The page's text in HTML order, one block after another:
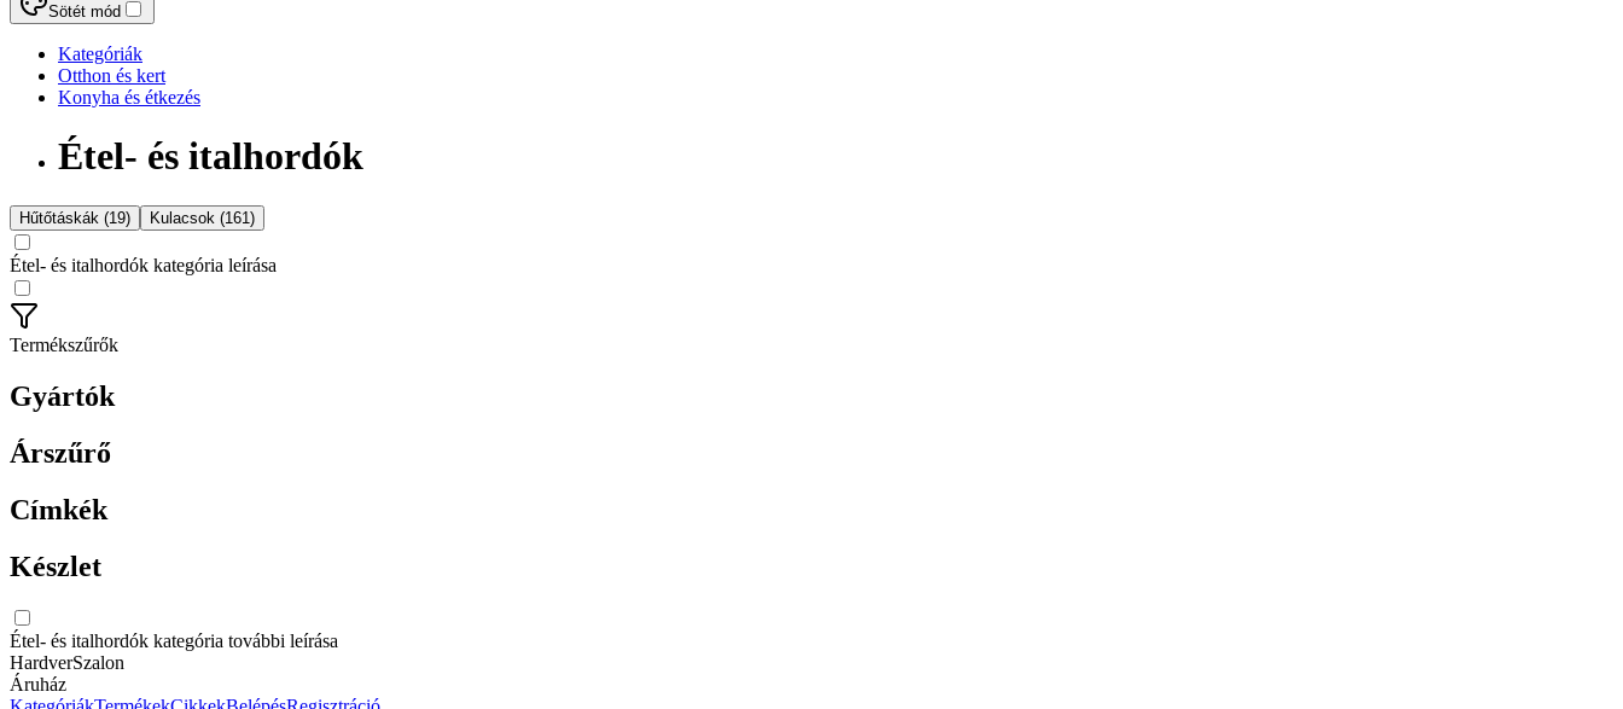
Sötét mód
Kategóriák
Otthon és kert
Konyha és étkezés
Étel- és italhordók
Hűtőtáskák (19) Kulacsok (161)
Étel- és italhordók kategória leírása
Termékszűrők
Gyártók
Árszűrő
Címkék
Készlet
Étel- és italhordók kategória további leírása
HardverSzalon
Áruház